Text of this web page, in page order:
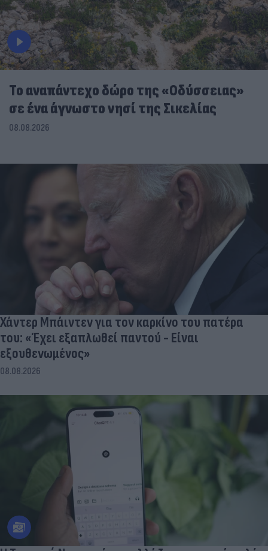
To αναπάντεχο δώρο της «Οδύσσειας»
σε ένα άγνωστο νησί της Σικελίας
08.08.2026
Χάντερ Μπάιντεν για τον καρκίνο του πατέρα
του: «Έχει εξαπλωθεί παντού - Είναι
εξουθενωμένος»
08.08.2026